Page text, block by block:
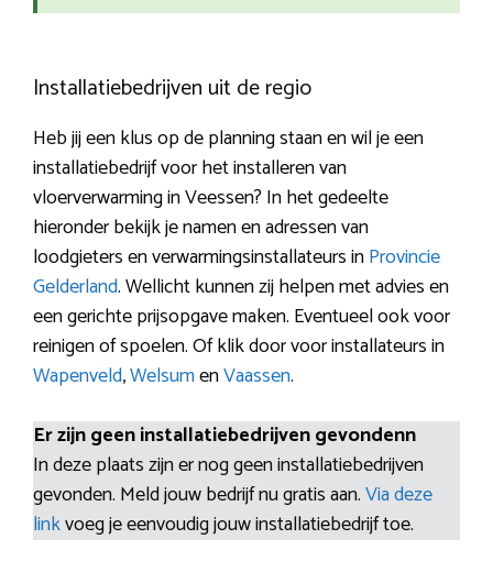
Installatiebedrijven uit de regio
Heb jij een klus op de planning staan en wil je een
installatiebedrijf voor het installeren van
vloerverwarming in Veessen? In het gedeelte
hieronder bekijk je namen en adressen van
loodgieters en verwarmingsinstallateurs inProvincie
Gelderland. Wellicht kunnen zij helpen met advies en
een gerichte prijsopgave maken. Eventueel ook voor
reinigen of spoelen. Of klik door voor installateurs in
Wapenveld,WelsumenVaassen.
Er zijn geen installatiebedrijven gevondenn
In deze plaats zijn er nog geen installatiebedrijven
gevonden. Meld jouw bedrijf nu gratis aan.Via deze
linkvoeg je eenvoudig jouw installatiebedrijf toe.